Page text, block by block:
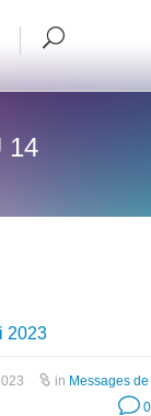
14
2023
in Messages de
0